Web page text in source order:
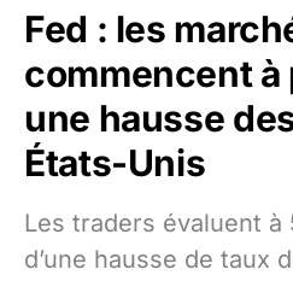
Fed : les
commencent à
une hausse
États-Unis
Les traders évaluent
d’une hausse de taux